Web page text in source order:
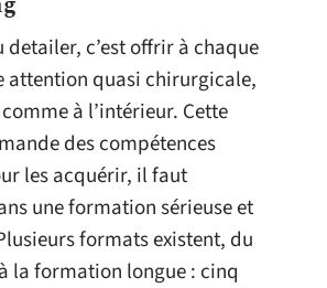
detailer, c’est offrir à chaque
attention quasi chirurgicale,
à l’intérieur. Cette
des compétences
les acquérir, il faut
une formation sérieuse et
formats existent, du
la formation longue : cinq